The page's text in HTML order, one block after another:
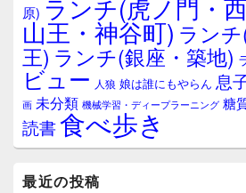
原) ランチ(虎ノ門・
山王・神谷町) ラン
王) ランチ(銀座・築地)
ビュー 人狼 娘は誰にもやらん 息
画 未分類 機械学習・ディープラーニング 糖
読書食べ歩き
最近の投稿